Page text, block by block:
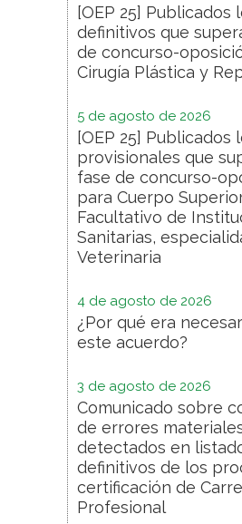
[OEP 25] Publicados
definitivos que
de concurso-
Cirugía Plástica y
5 de agosto de 2026
[OEP 25] Publicados
provisionales que
fase de concurso-
para Cuerpo
Facultativo de
Sanitarias,
Veterinaria
4 de agosto de 2026
¿Por qué era
este acuerdo?
3 de agosto de 2026
Comunicado sobre
de errores
detectados en
definitivos de los
certificación de
Profesional